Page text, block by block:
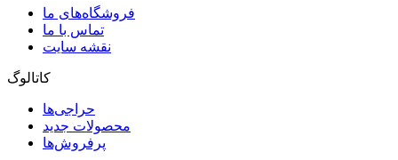
فروشگاه‌های ما
تماس با ما
نقشه سایت
کاتالوگ
حراجی‌ها
محصولات جدید
پرفروش‌ها